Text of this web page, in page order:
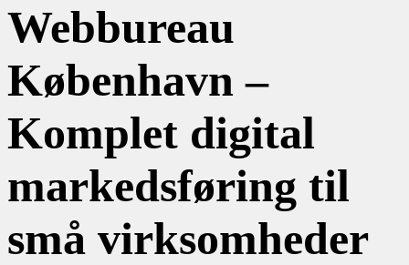
Webbureau
København –
Komplet digital
markedsføring til
små virksomheder